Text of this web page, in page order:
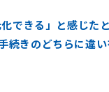
できる」と感じた
続きのどちらに違